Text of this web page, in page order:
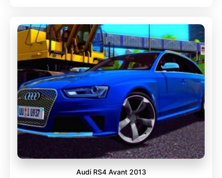
Audi RS4 Avant 2013